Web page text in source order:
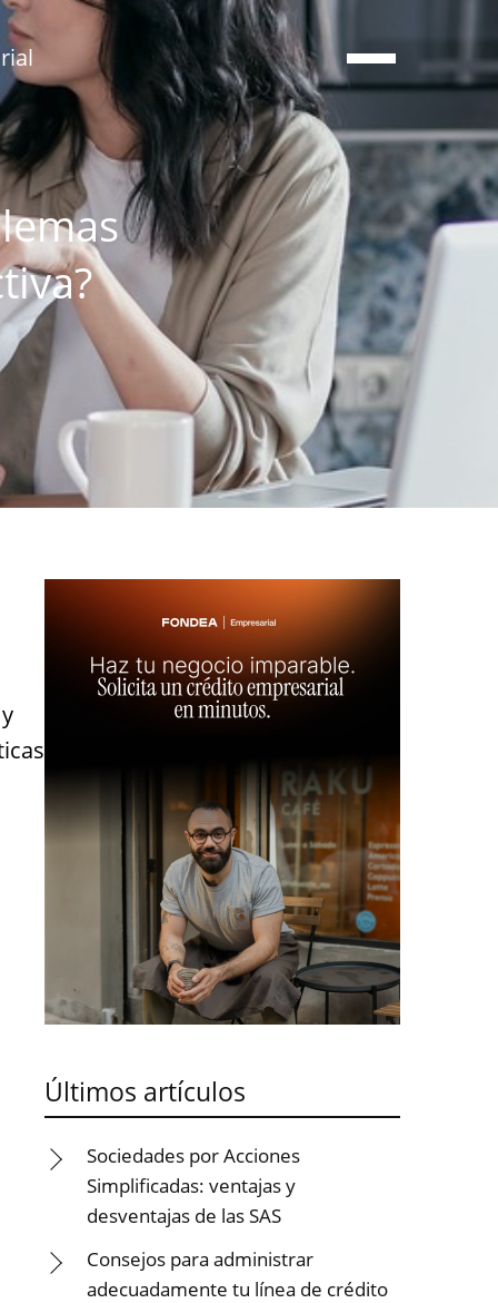
Últimos artículos
Sociedades por Acciones
Simplificadas: ventajas y
desventajas de las SAS
Consejos para administrar
adecuadamente tu línea de crédito